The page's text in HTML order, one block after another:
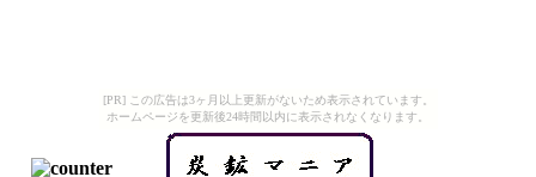
[PR] この広告は3ヶ月以上更新がないため表示されています。
ホームページを更新後24時間以内に表示されなくなります。